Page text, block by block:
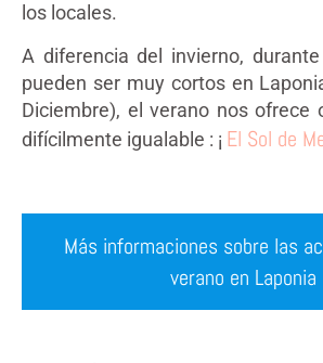
los locales.
A diferencia del invierno,
pueden ser muy cortos en
Diciembre), el verano nos ofrece
difícilmente igualable : ¡ El Sol de
Más informaciones sobre las
verano en Laponia